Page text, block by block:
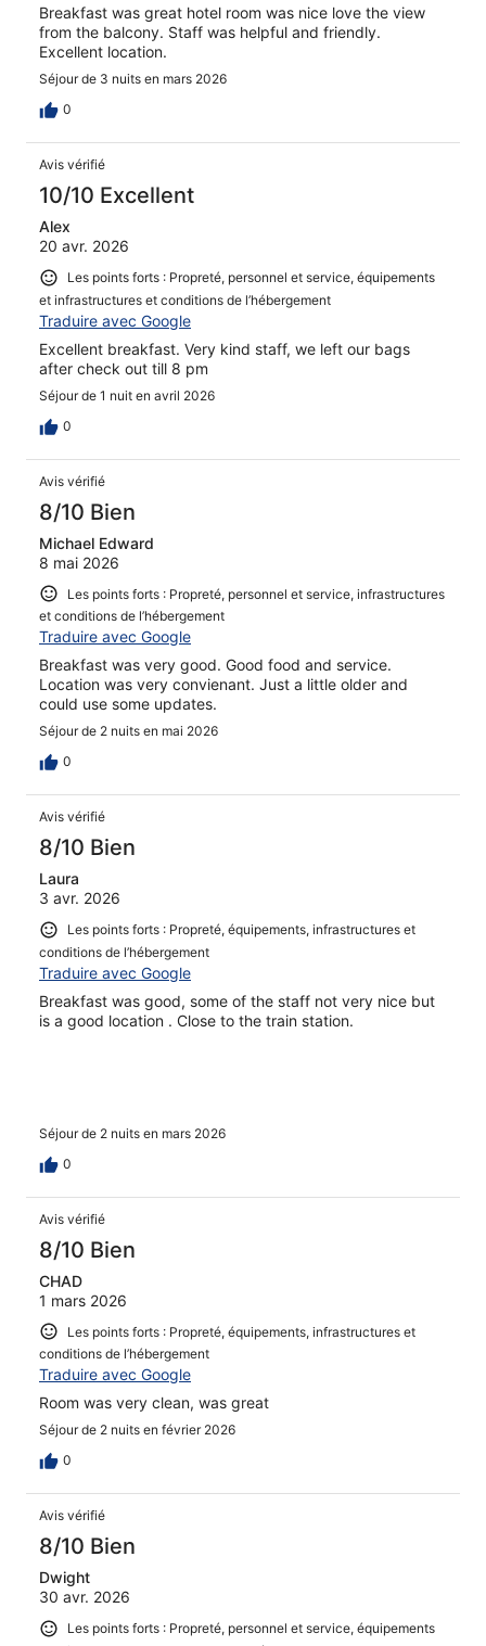
Breakfast was great hotel room was nice love the view
from the balcony. Staff was helpful and friendly.
Excellent location.
Séjour de 3 nuits en mars 2026
0
Avis vérifié
10/10 Excellent
Alex
20 avr. 2026
Les points forts : Propreté, personnel et service, équipements
et infrastructures et conditions de l’hébergement
Traduire avec Google
Excellent breakfast. Very kind staff, we left our bags
after check out till 8 pm
Séjour de 1 nuit en avril 2026
0
Avis vérifié
8/10 Bien
Michael Edward
8 mai 2026
Les points forts : Propreté, personnel et service, infrastructures
et conditions de l’hébergement
Traduire avec Google
Breakfast was very good. Good food and service.
Location was very convienant. Just a little older and
could use some updates.
Séjour de 2 nuits en mai 2026
0
Avis vérifié
8/10 Bien
Laura
3 avr. 2026
Les points forts : Propreté, équipements, infrastructures et
conditions de l’hébergement
Traduire avec Google
Breakfast was good, some of the staff not very nice but
is a good location . Close to the train station.
Séjour de 2 nuits en mars 2026
0
Avis vérifié
8/10 Bien
CHAD
1 mars 2026
Les points forts : Propreté, équipements, infrastructures et
conditions de l’hébergement
Traduire avec Google
Room was very clean, was great
Séjour de 2 nuits en février 2026
0
Avis vérifié
8/10 Bien
Dwight
30 avr. 2026
Les points forts : Propreté, personnel et service, équipements